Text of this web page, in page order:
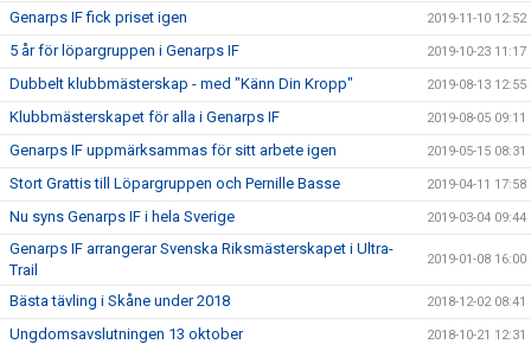
Genarps IF fick priset igen 2019-11-10 12:52
5 år för löpargruppen i Genarps IF 2019-10-23 11:17
Dubbelt klubbmästerskap - med "Känn Din Kropp" 2019-08-13 12:55
Klubbmästerskapet för alla i Genarps IF 2019-08-05 09:11
Genarps IF uppmärksammas för sitt arbete igen 2019-05-15 08:31
Stort Grattis till Löpargruppen och Pernille Basse 2019-04-11 17:58
Nu syns Genarps IF i hela Sverige 2019-03-04 09:44
Genarps IF arrangerar Svenska Riksmästerskapet i Ultra-
Trail
2019-01-08 16:00
Bästa tävling i Skåne under 2018 2018-12-02 08:41
Ungdomsavslutningen 13 oktober 2018-10-21 12:31